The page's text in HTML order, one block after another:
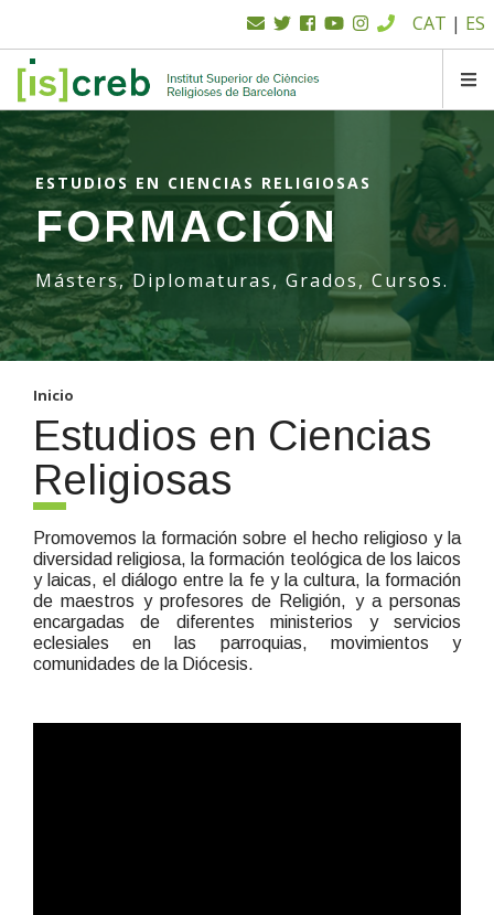
contenido
principal
superior
SK
CAT | ES
ESTUDIOS EN CIENCIAS RELIGIOSAS
FORMACIÓN
Másters, Diplomaturas, Grados, Cursos.
Inicio
Estudios en Ciencias
Religiosas
Promovemos la formación sobre el hecho religioso y la
diversidad religiosa, la formación teológica de los laicos
y laicas, el diálogo entre la fe y la cultura, la formación
de maestros y profesores de Religión, y a personas
encargadas de diferentes ministerios y servicios
eclesiales en las parroquias, movimientos y
comunidades de la Diócesis.